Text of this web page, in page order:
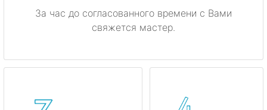
За час до согласованного времени с Вами
свяжется мастер.